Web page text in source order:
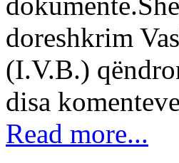
doreshkrim
(I.V.B.)
disa
Read more...